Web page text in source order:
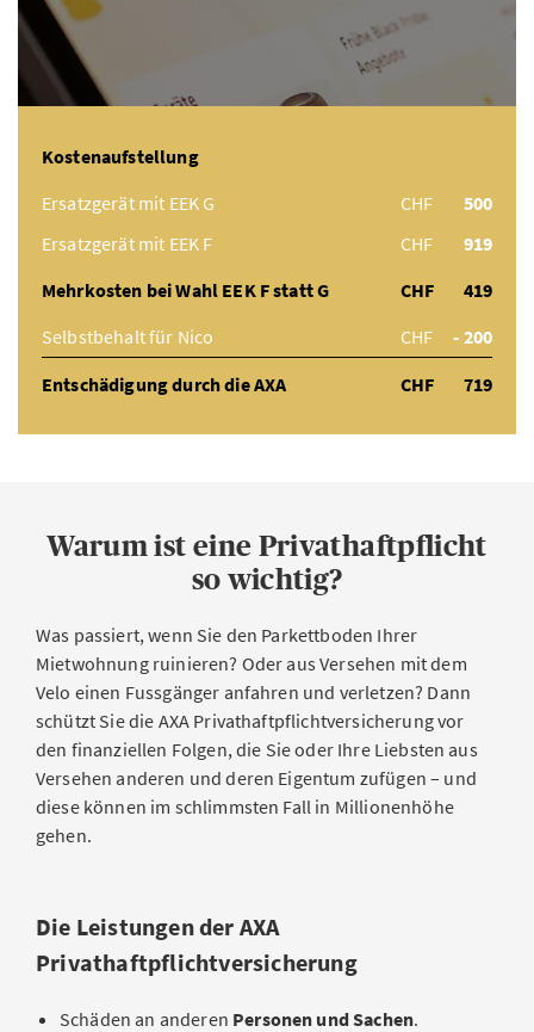
Kostenaufstellung
Ersatzgerät mit EEK G
CHF
500
Ersatzgerät mit EEK F
CHF
919
Mehrkosten bei Wahl EEK F statt G
CHF
419
Selbstbehalt für Nico
CHF
- 200
Entschädigung durch die AXA
CHF 719
Warum ist eine Privathaftpflicht
so wichtig?
Was passiert, wenn Sie den Parkettboden Ihrer
Mietwohnung ruinieren? Oder aus Versehen mit dem
Velo einen Fussgänger anfahren und verletzen? Dann
schützt Sie die AXA Privathaftpflichtversicherung vor
den finanziellen Folgen, die Sie oder Ihre Liebsten aus
Versehen anderen und deren Eigentum zufügen – und
diese können im schlimmsten Fall in Millionenhöhe
gehen.
Die Leistungen der AXA
Privathaftpflichtversicherung
Schäden an anderen Personen und Sachen.